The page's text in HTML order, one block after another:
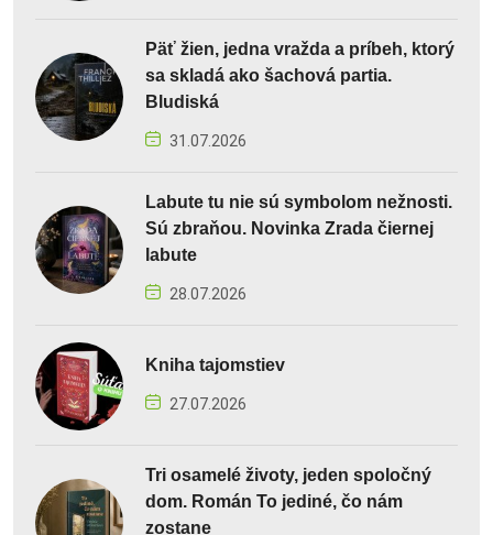
Päť žien, jedna vražda a príbeh, ktorý
sa skladá ako šachová partia.
Bludiská
31.07.2026
Labute tu nie sú symbolom nežnosti.
Sú zbraňou. Novinka Zrada čiernej
labute
28.07.2026
Kniha tajomstiev
27.07.2026
Tri osamelé životy, jeden spoločný
dom. Román To jediné, čo nám
zostane